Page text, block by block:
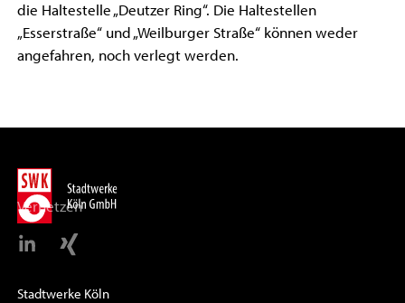
die Haltestelle „Deutzer Ring“. Die Haltestellen
„Esserstraße“ und „Weilburger Straße“ können weder
angefahren, noch verlegt werden.
Vernetzen
Stadtwerke Köln